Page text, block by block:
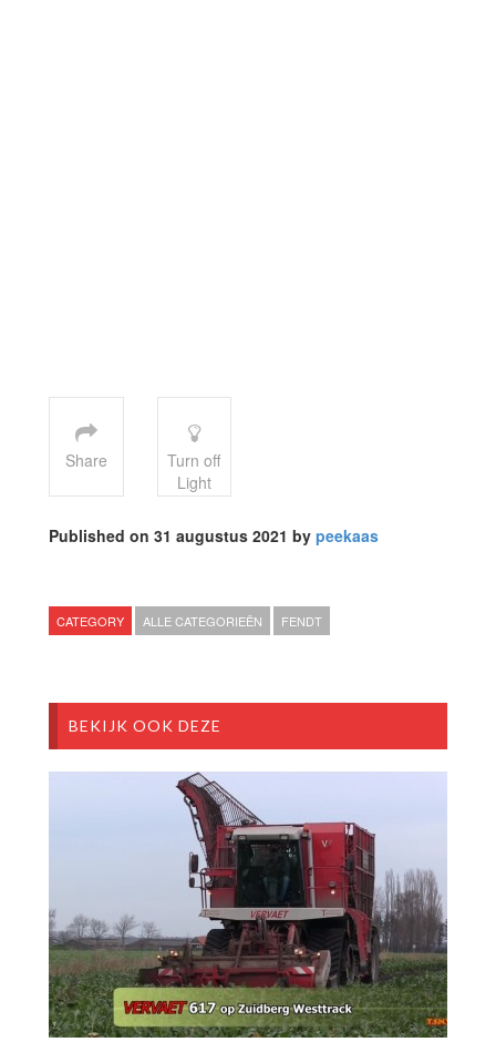
Share
Turn off
Light
Published on 31 augustus 2021 by peekaas
CATEGORY ALLE CATEGORIEËN FENDT
BEKIJK OOK DEZE